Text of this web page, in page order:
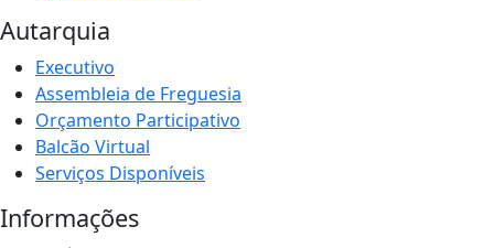
Autarquia
Executivo
Assembleia de Freguesia
Orçamento Participativo
Balcão Virtual
Serviços Disponíveis
Informações